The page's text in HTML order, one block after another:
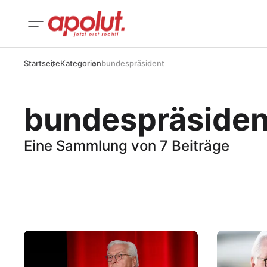
StartseiteKategorienbundespräsident
Eine Sammlung von 7 Beiträge